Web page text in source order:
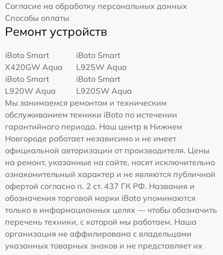
Согласие на обработку персональных данных
Способы оплаты
Ремонт устройств
iBoto Smart
Х420GW Aqua
iBoto Smart
L925W Aqua
iBoto Smart
L920W Aqua
iBoto Smart
L920SW Aqua
Мы занимаемся ремонтом и техническим
обслуживанием техники iBoto по истечении
гарантийного периода. Наш центр в Нижнем
Новгороде работает независимо и не имеет
официальной авторизации от производителя. Цены
на ремонт, указанные на сайте, носят исключительно
ознакомительный характер и не являются публичной
офертой согласно п. 2 ст. 437 ГК РФ. Названия и
обозначения торговой марки iBoto упоминаются
только в информационных целях — чтобы обозначить
перечень техники, с которой мы работаем. Наша
организация не аффилирована с владельцами
указанных товарных знаков и не представляет их